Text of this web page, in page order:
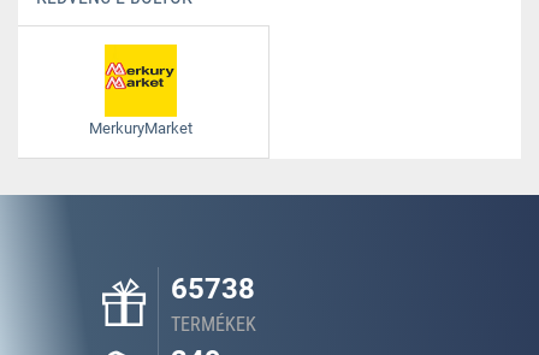
MerkuryMarket
65738
TERMÉKEK